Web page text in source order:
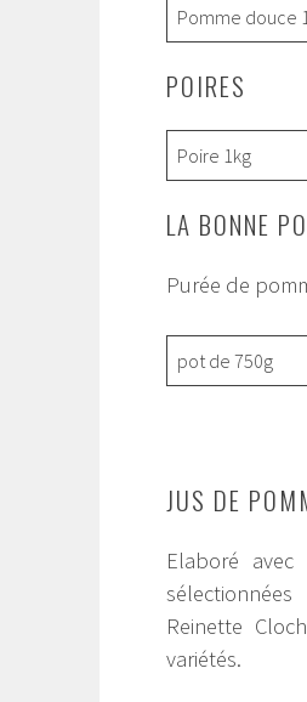
Pomme douce
POIRES
Poire 1kg
LA BONNE
Purée de
pot de 750g
JUS DE
Elaboré
Reinette
variétés.